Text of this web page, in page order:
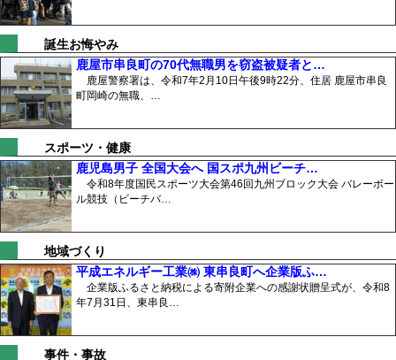
誕生お悔やみ
鹿屋市串良町の70代無職男を窃盗被疑者と…
鹿屋警察署は、令和7年2月10日午後9時22分、住居 鹿屋市串良
町岡崎の無職、…
スポーツ・健康
鹿児島男子 全国大会へ 国スポ九州ビーチ…
令和8年度国民スポーツ大会第46回九州ブロック大会 バレーボー
ル競技（ビーチバ…
地域づくり
平成エネルギー工業㈱ 東串良町へ企業版ふ…
企業版ふるさと納税による寄附企業への感謝状贈呈式が、令和8
年7月31日、東串良…
事件・事故